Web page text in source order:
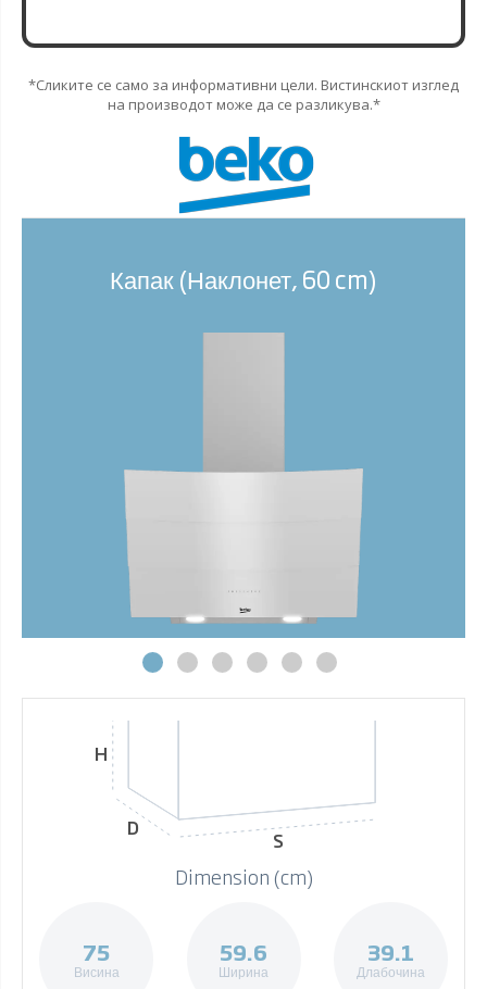
*Сликите се само за информативни цели. Вистинскиот изглед
на производот може да се разликува.*
Капак (Наклонет, 60 cm)
H
D
S
Dimension (cm)
75
Висина
59.6
Ширина
39.1
Длабочина